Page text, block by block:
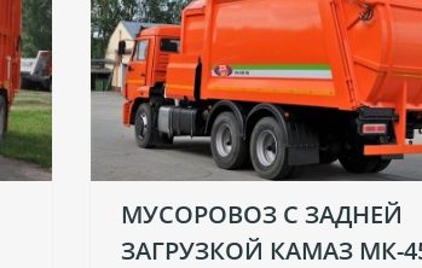
МУСОРОВОЗ С ЗАДНЕЙ
ЗАГРУЗКОЙ КАМАЗ МК-